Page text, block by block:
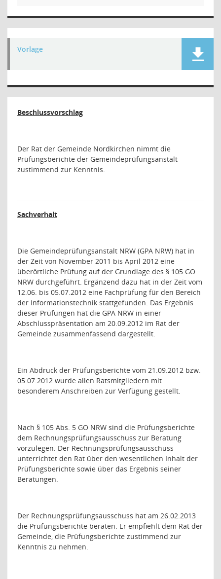
Vorlage
Beschlussvorschlag
Der Rat der Gemeinde Nordkirchen nimmt die
Prüfungsberichte der Gemeindeprüfungsanstalt
zustimmend zur Kenntnis.
Sachverhalt
Die Gemeindeprüfungsanstalt NRW (GPA NRW) hat in
der Zeit von November 2011 bis April 2012 eine
überörtliche Prüfung auf der Grundlage des § 105 GO
NRW durchgeführt. Ergänzend dazu hat in der Zeit vom
12.06. bis 05.07.2012 eine Fachprüfung für den Bereich
der Informationstechnik stattgefunden. Das Ergebnis
dieser Prüfungen hat die GPA NRW in einer
Abschlusspräsentation am 20.09.2012 im Rat der
Gemeinde zusammenfassend dargestellt.
Ein Abdruck der Prüfungsberichte vom 21.09.2012 bzw.
05.07.2012 wurde allen Ratsmitgliedern mit
besonderem Anschreiben zur Verfügung gestellt.
Nach § 105 Abs. 5 GO NRW sind die Prüfungsberichte
dem Rechnungsprüfungsausschuss zur Beratung
vorzulegen. Der Rechnungsprüfungsausschuss
unterrichtet den Rat über den wesentlichen Inhalt der
Prüfungsberichte sowie über das Ergebnis seiner
Beratungen.
Der Rechnungsprüfungsausschuss hat am 26.02.2013
die Prüfungsberichte beraten. Er empfiehlt dem Rat der
Gemeinde, die Prüfungsberichte zustimmend zur
Kenntnis zu nehmen.